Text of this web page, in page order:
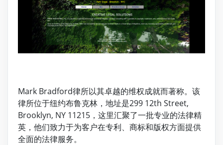
Mark Bradford律所以其卓越的维权成就而著称。该
律所位于纽约布鲁克林，地址是299 12th Street,
Brooklyn, NY 11215，这里汇聚了一批专业的法律精
英，他们致力于为客户在专利、商标和版权方面提供
全面的法律服务。